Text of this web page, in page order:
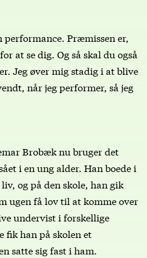
Præmissen er,
at se dig. Og så skal du også
Jeg øver mig stadig i at blive
når jeg performer, så jeg
Brobæk nu bruger det
i en ung alder. Han boede i
og på den skole, han gik
ugen få lov til at komme over
undervist i forskellige
fik han på skolen et
satte sig fast i ham.